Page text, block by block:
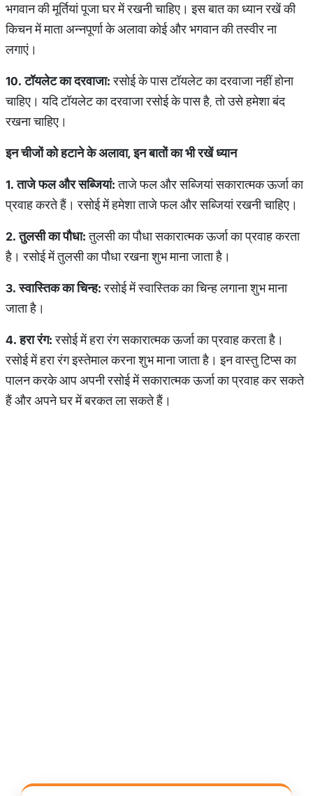
भगवान की मूर्तियां पूजा घर में रखनी चाहिए। इस बात का ध्यान रखें की
किचन में माता अन्नपूर्णा के अलावा कोई और भगवान की तस्वीर ना
लगाएं।
10.टॉयलेटकादरवाजा:रसोई के पास टॉयलेट का दरवाजा नहीं होना
चाहिए। यदि टॉयलेट का दरवाजा रसोई के पास है, तो उसे हमेशा बंद
रखना चाहिए।
इनचीजोंकोहटानेकेअलावा,इनबातोंकाभीरखेंध्यान
1.ताजेफलऔरसब्जियां:ताजे फल और सब्जियां सकारात्मक ऊर्जा का
प्रवाह करते हैं। रसोई में हमेशा ताजे फल और सब्जियां रखनी चाहिए।
2.तुलसीकापौधा:तुलसी का पौधा सकारात्मक ऊर्जा का प्रवाह करता
है। रसोई में तुलसी का पौधा रखना शुभ माना जाता है।
3.स्वास्तिककाचिन्ह:रसोई में स्वास्तिक का चिन्ह लगाना शुभ माना
जाता है।
4.हरारंग:रसोई में हरा रंग सकारात्मक ऊर्जा का प्रवाह करता है।
रसोई में हरा रंग इस्तेमाल करना शुभ माना जाता है। इन वास्तु टिप्स का
पालन करके आप अपनी रसोई में सकारात्मक ऊर्जा का प्रवाह कर सकते
हैं और अपने घर में बरकत ला सकते हैं।